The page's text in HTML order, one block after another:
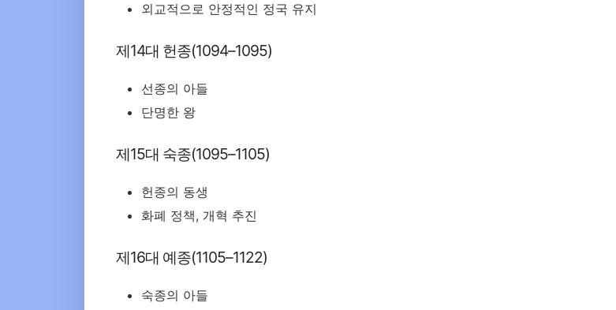
외교적으로 안정적인 정국 유지
제14대 헌종(1094–1095)
선종의 아들
단명한 왕
제15대 숙종(1095–1105)
헌종의 동생
화폐 정책, 개혁 추진
제16대 예종(1105–1122)
숙종의 아들